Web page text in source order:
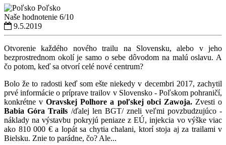
Poľsko
Naše hodnotenie 6/10
9.5.2019
Otvorenie každého nového trailu na Slovensku, alebo v jeho
bezprostrednom okolí je samo o sebe dôvodom na malú oslavu. A
čo potom, keď sa otvorí celé nové centrum?
Bolo že to radosti keď som ešte niekedy v decembri 2017, zachytil
prvé informácie o príprave trailov v Slovensko - Poľskom pohraničí,
konkrétne vOravskej Polhore a poľskej obci Zawoja.Zvesti o
Babia Góra Trails /ďalej len BGT/ zneli veľmi povzbudzujúco -
náklady na výstavbu pokryjú peniaze z EÚ, injekcia vo výške viac
ako 810 000 € a lopát sa chytia chalani, ktorí stoja aj za trailami v
Bielsku. Znie to parádne, čo? Ale...